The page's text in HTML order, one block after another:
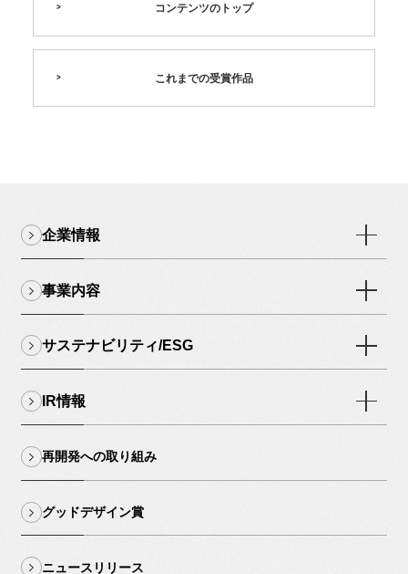
コンテンツのトップ
これまでの受賞作品
企業情報
事業内容
サステナビリティ/ESG
IR情報
再開発への取り組み
グッドデザイン賞
ニュースリリース